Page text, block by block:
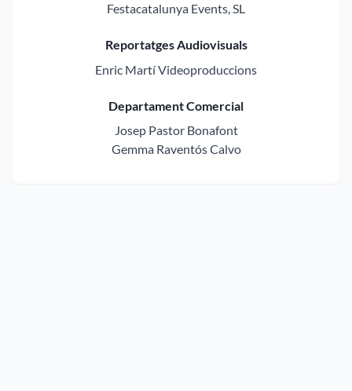
Festacatalunya Events, SL
Reportatges Audiovisuals
Enric Martí Videoproduccions
Departament Comercial
Josep Pastor Bonafont
Gemma Raventós Calvo